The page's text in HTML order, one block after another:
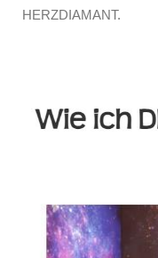
HERZDIAMANT.